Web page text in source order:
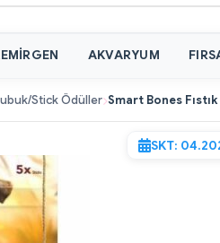
AKVARYUM
Stick Ödüller
SKT: